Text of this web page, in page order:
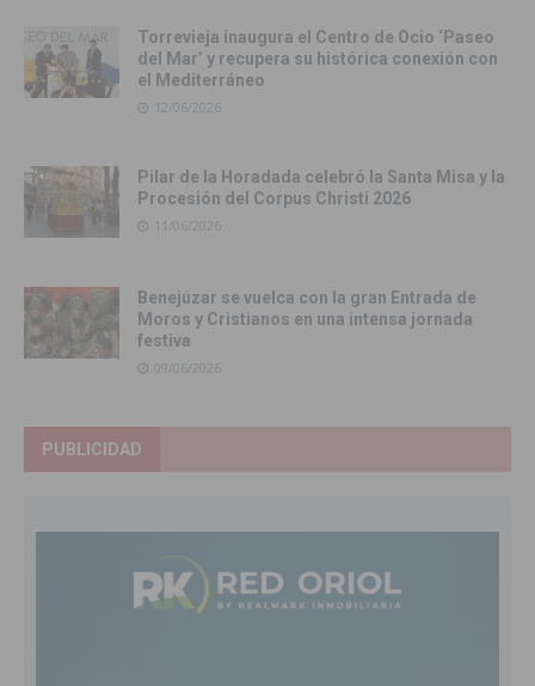
Torrevieja inaugura el Centro de Ocio ‘Paseo
del Mar’ y recupera su histórica conexión con
el Mediterráneo
12/06/2026
Pilar de la Horadada celebró la Santa Misa y la
Procesión del Corpus Christi 2026
11/06/2026
Benejúzar se vuelca con la gran Entrada de
Moros y Cristianos en una intensa jornada
festiva
09/06/2026
PUBLICIDAD